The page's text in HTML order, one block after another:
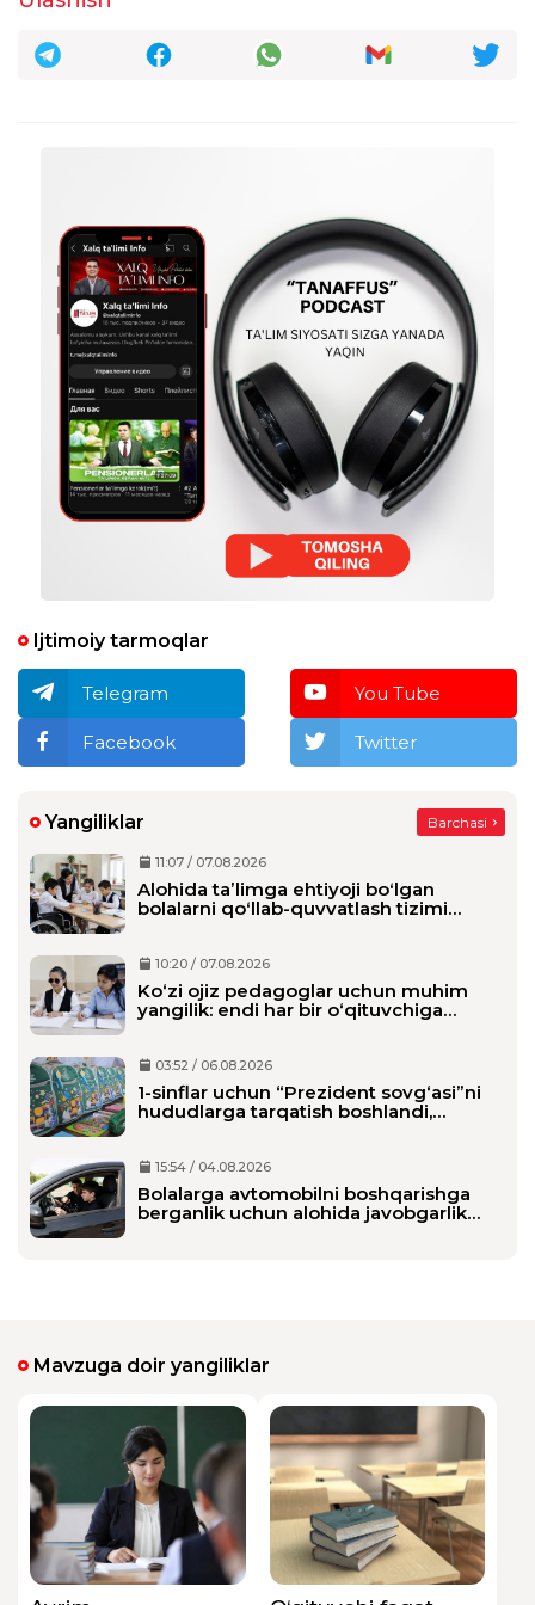
Ijtimoiy tarmoqlar
Telegram You Tube
Facebook Twitter
Yangiliklar Barchasi
11:07 / 07.08.2026
Alohida taʼlimga ehtiyoji boʻlgan
bolalarni qoʻllab-quvvatlash tizimi
10:20 / 07.08.2026
Ko‘zi ojiz pedagoglar uchun muhim
yangilik: endi har bir o‘qituvchiga
03:52 / 06.08.2026
1-sinflar uchun “Prezident sovg‘asi”ni
hududlarga tarqatish boshlandi,
15:54 / 04.08.2026
Bolalarga avtomobilni boshqarishga
berganlik uchun alohida javobgarlik
Mavzuga doir yangiliklar